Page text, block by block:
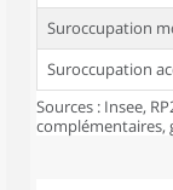
Suroccupation
Suroccupation
Sources : Insee,
complémentaires,